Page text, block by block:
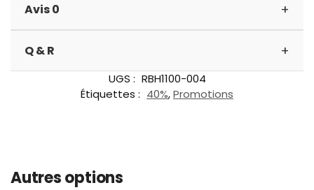
Avis 0 +
Q & R +
UGS : RBH1100-004
Étiquettes : 40%,Promotions
Autres options